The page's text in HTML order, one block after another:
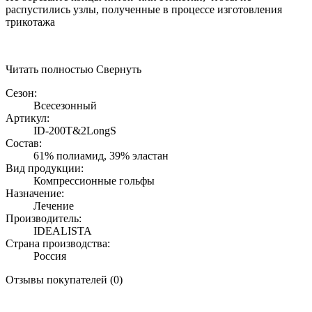
распустились узлы, полученные в процессе изготовления
трикотажа
Читать полностью Свернуть
Сезон:
Всесезонный
Артикул:
ID-200T&2LongS
Состав:
61% полиамид, 39% эластан
Вид продукции:
Компрессионные гольфы
Назначение:
Лечение
Производитель:
IDEALISTA
Страна производства:
Россия
Отзывы покупателей (0)